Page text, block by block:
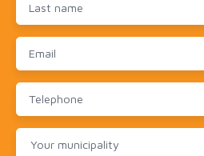
Last name
Email
Telephone
Your municipality